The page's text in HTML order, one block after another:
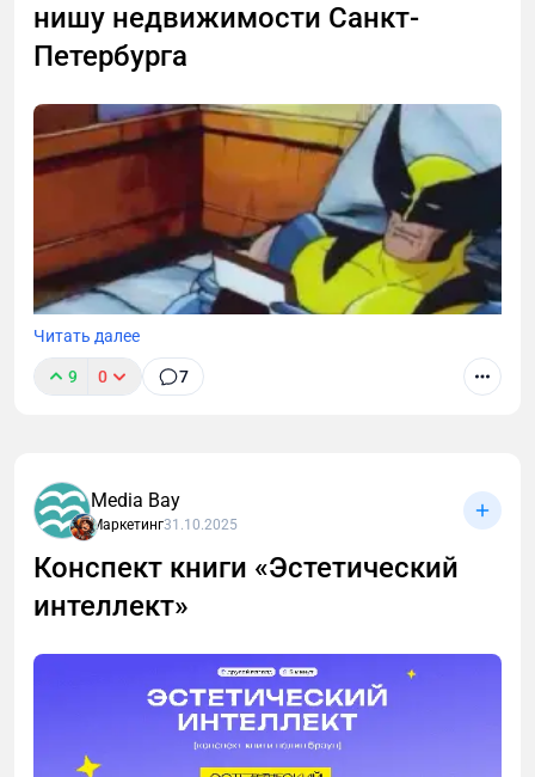
нишу недвижимости Санкт-
Петербурга
Читать далее
9 0 7
Media Bay
Маркетинг31.10.2025
Конспект книги «Эстетический
интеллект»